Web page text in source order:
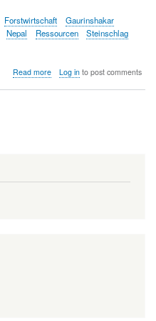
Forstwirtschaft
Gaurinshakar
Nepal Ressourcen
Steinschlag
Read moreabout
ein
Log into post comments